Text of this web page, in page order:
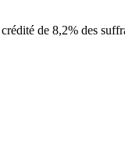
de 8,2% des